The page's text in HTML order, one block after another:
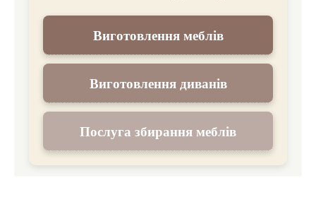
Виготовлення меблів
Виготовлення диванів
Послуга збирання меблів